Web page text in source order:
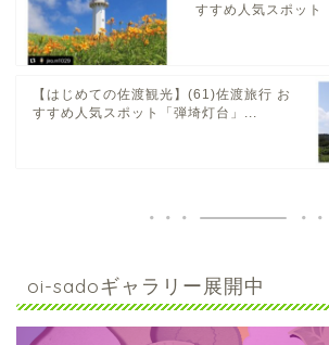
すすめ人気スポット
【はじめての佐渡観光】(61)佐渡旅行 お
すすめ人気スポット「弾埼灯台」...
oi-sadoギャラリー展開中